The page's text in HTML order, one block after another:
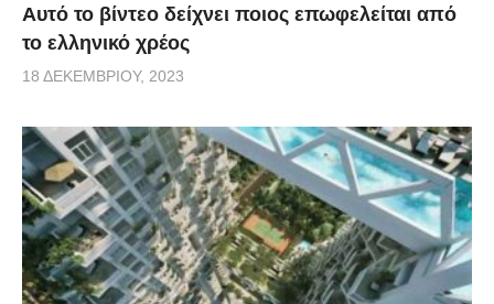
Αυτό το βίντεο δείχνει ποιος επωφελείται από
το ελληνικό χρέος
18 ΔΕΚΕΜΒΡΊΟΥ, 2023